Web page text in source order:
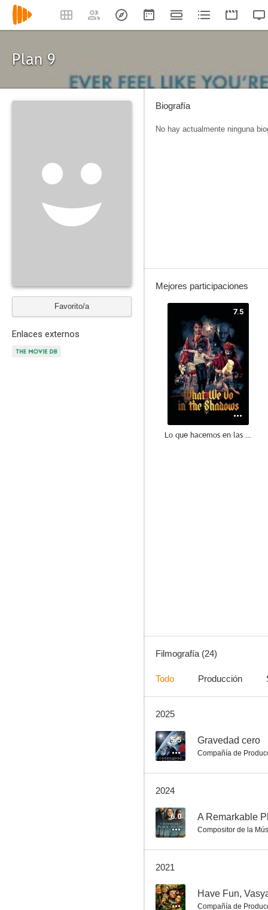
Plan 9
Favorito/a
Enlaces externos
Biografía
No hay actualmente ninguna
Mejores participaciones
7.5
Lo que hacemos en las sombras
--
Filmografía (24)
Todo Producción
2025
5.5 Gravedad cero
Compañía de
2024
6.0 A Remarkable
Compositor de la
2021
-- Have Fun,
Compañía de